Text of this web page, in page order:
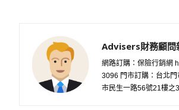
Advisers財務顧問
網路訂購：保險行銷網
3096 門市訂購：台北
市民生一路56號21樓之3